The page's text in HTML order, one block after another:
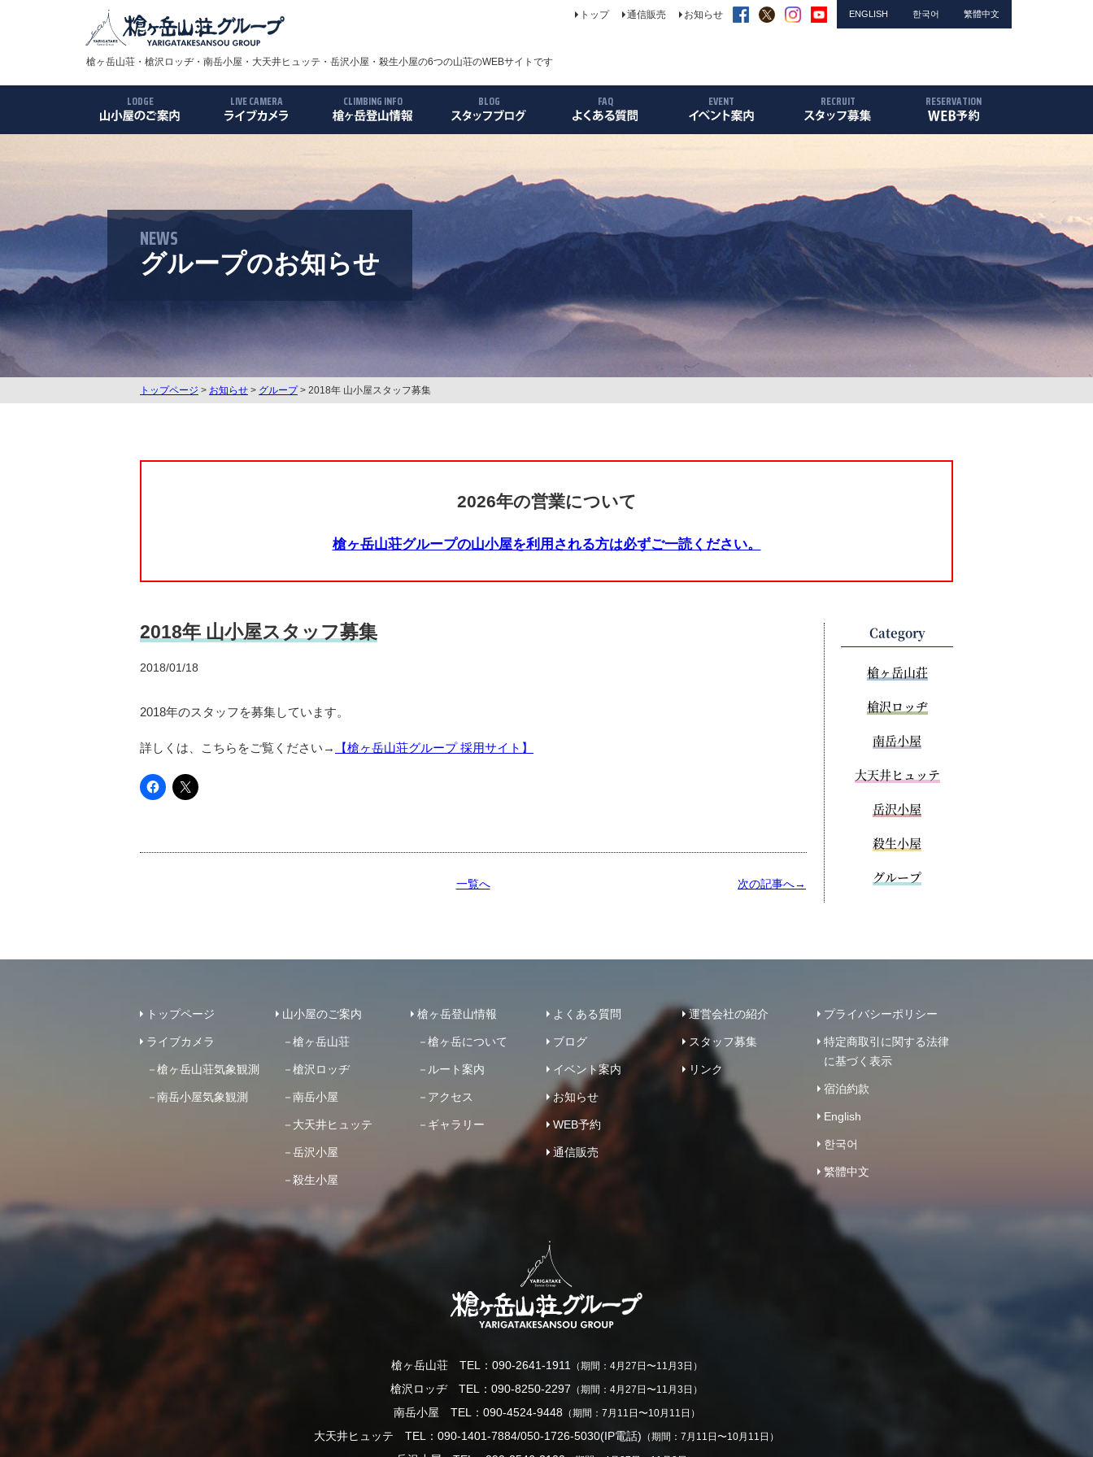
槍ヶ岳山荘・槍沢ロッヂ・南岳小屋・大天井ヒュッテ・岳沢小屋・殺生小屋の6つの山荘のWEBサイトです
トップ 通信販売 お知らせ ENGLISH 한국어 繁體中文
LODGE LIVE CAMERA CLIMBING INFO BLOG FAQ EVENT RECRUIT RESERVATION
NEWS
グループのお知らせ
トップページ > お知らせ > グループ> 2018年 山小屋スタッフ募集
2026年の営業について
槍ヶ岳山荘グループの山小屋を利用される方は必ずご一読ください。
2018年 山小屋スタッフ募集
2018/01/18
2018年のスタッフを募集しています。
詳しくは、こちらをご覧ください→ 【槍ヶ岳山荘グループ 採用サイト】
一覧へ 次の記事へ→
Category
槍ヶ岳山荘
槍沢ロッヂ
南岳小屋
大天井ヒュッテ
岳沢小屋
殺生小屋
グループ
トップページ
ライブカメラ
槍ヶ岳山荘気象観測
南岳小屋気象観測
山小屋のご案内
槍ヶ岳山荘
槍沢ロッヂ
南岳小屋
大天井ヒュッテ
岳沢小屋
殺生小屋
槍ヶ岳登山情報
槍ヶ岳について
ルート案内
アクセス
ギャラリー
よくある質問
ブログ
イベント案内
お知らせ
WEB予約
通信販売
運営会社の紹介
スタッフ募集
リンク
プライバシーポリシー
特定商取引に関する法律
に基づく表示
宿泊約款
English
한국어
繁體中文
槍ヶ岳山荘 TEL：090-2641-1911 （期間：4月27日〜11月3日）
槍沢ロッヂ TEL：090-8250-2297 （期間：4月27日〜11月3日）
南岳小屋 TEL：090-4524-9448 （期間：7月11日〜10月11日）
大天井ヒュッテ TEL：090-1401-7884/050-1726-5030(IP電話) （期間：7月11日〜10月11日）